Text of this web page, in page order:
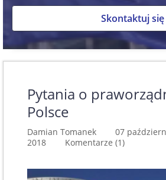
Skontaktuj się
Pytania o
Polsce
Damian Tomanek 07
2018 Komentarze (1)